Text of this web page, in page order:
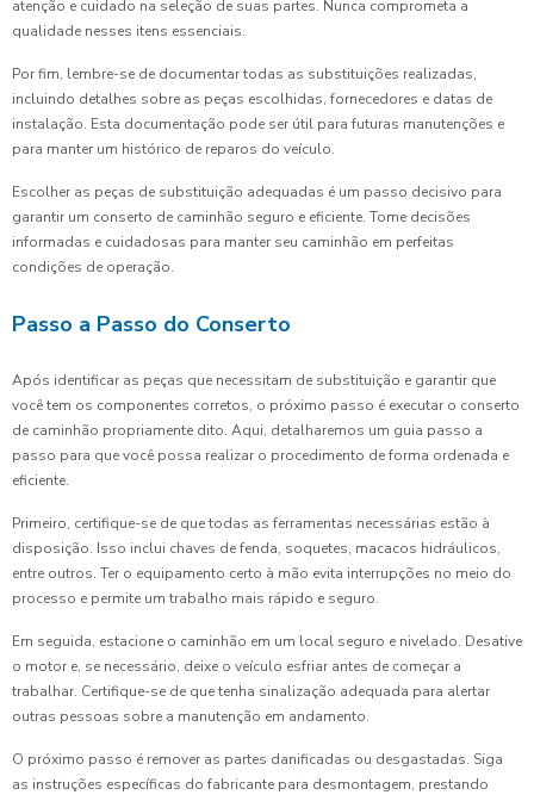
atenção e cuidado na seleção de suas partes. Nunca comprometa a
qualidade nesses itens essenciais.
Por fim, lembre-se de documentar todas as substituições realizadas,
incluindo detalhes sobre as peças escolhidas, fornecedores e datas de
instalação. Esta documentação pode ser útil para futuras manutenções e
para manter um histórico de reparos do veículo.
Escolher as peças de substituição adequadas é um passo decisivo para
garantir um conserto de caminhão seguro e eficiente. Tome decisões
informadas e cuidadosas para manter seu caminhão em perfeitas
condições de operação.
Passo a Passo do Conserto
Após identificar as peças que necessitam de substituição e garantir que
você tem os componentes corretos, o próximo passo é executar o conserto
de caminhão propriamente dito. Aqui, detalharemos um guia passo a
passo para que você possa realizar o procedimento de forma ordenada e
eficiente.
Primeiro, certifique-se de que todas as ferramentas necessárias estão à
disposição. Isso inclui chaves de fenda, soquetes, macacos hidráulicos,
entre outros. Ter o equipamento certo à mão evita interrupções no meio do
processo e permite um trabalho mais rápido e seguro.
Em seguida, estacione o caminhão em um local seguro e nivelado. Desative
o motor e, se necessário, deixe o veículo esfriar antes de começar a
trabalhar. Certifique-se de que tenha sinalização adequada para alertar
outras pessoas sobre a manutenção em andamento.
O próximo passo é remover as partes danificadas ou desgastadas. Siga
as instruções específicas do fabricante para desmontagem, prestando